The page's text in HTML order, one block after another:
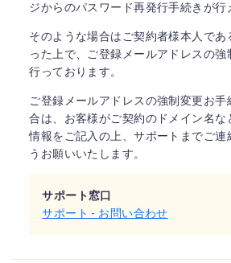
ジからのパスワード再発行手続きが行
そのような場合はご契約者様本人であ
った上で、ご登録メールアドレスの強
行っております。
ご登録メールアドレスの強制変更お手
合は、お客様がご契約のドメイン名な
情報をご記入の上、サポートまでご連
うお願いいたします。
サポート窓口
サポート - お問い合わせ